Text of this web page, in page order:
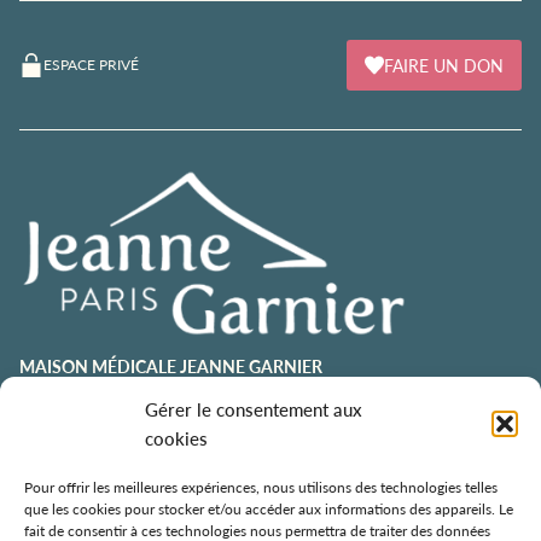
Gérer le consentement aux
cookies
Pour offrir les meilleures expériences, nous utilisons des technologies telles
que les cookies pour stocker et/ou accéder aux informations des appareils. Le
fait de consentir à ces technologies nous permettra de traiter des données
ESPACE PRIVÉ FAIRE UN DON
MAISON MÉDICALE JEANNE GARNIER
contact@jeannegarnier-paris.org
01 43 92 21 00
106 avenue Émile Zola
75015 Paris
ESPACE AURÉLIE JOUSSET